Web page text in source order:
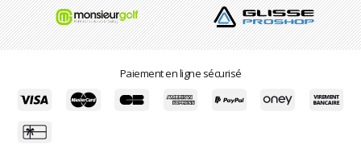
Paiement en ligne sécurisé